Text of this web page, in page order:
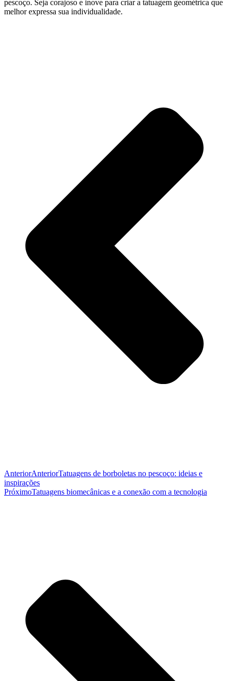
pescoço. Seja corajoso e inove para criar a tatuagem geométrica que
melhor expressa sua individualidade.
AnteriorAnteriorTatuagens de borboletas no pescoço: ideias e
inspirações
PróximoTatuagens biomecânicas e a conexão com a tecnologia